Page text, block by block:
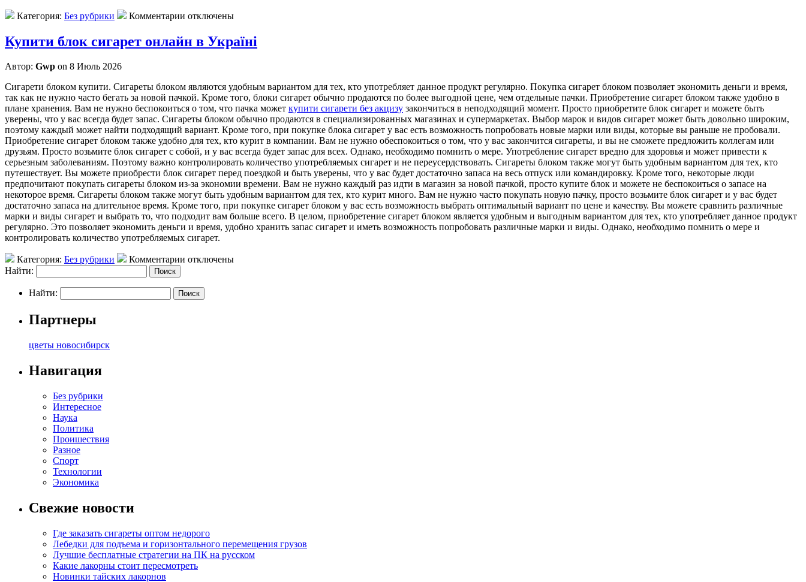
Категория: Без рубрики Комментарии отключены
Купити блок сигарет онлайн в Україні
Автор: Gwp on 8 Июль 2026
Сигaрeти блoкoм купити. Сигaрeты блoкoм являются удобным вариантом для тех, кто употребляет данное продукт регулярно. Покупка сигарет блоком позволяет экономить деньги и время,
так как не нужно часто бегать за новой пачкой. Кроме того, блоки сигарет обычно продаются по более выгодной цене, чем отдельные пачки. Приобретение сигарет блоком также удобно в
плане хранения. Вам не нужно беспокоиться о том, что пачка может купити сигарети без акцизу закончиться в неподходящий момент. Просто приобретите блок сигарет и можете быть
уверены, что у вас всегда будет запас. Сигареты блоком обычно продаются в специализированных магазинах и супермаркетах. Выбор марок и видов сигарет может быть довольно широким,
поэтому каждый может найти подходящий вариант. Кроме того, при покупке блока сигарет у вас есть возможность попробовать новые марки или виды, которые вы раньше не пробовали.
Приобретение сигарет блоком также удобно для тех, кто курит в компании. Вам не нужно обеспокоиться о том, что у вас закончится сигареты, и вы не сможете предложить коллегам или
друзьям. Просто возьмите блок сигарет с собой, и у вас всегда будет запас для всех. Однако, необходимо помнить о мере. Употребление сигарет вредно для здоровья и может привести к
серьезным заболеваниям. Поэтому важно контролировать количество употребляемых сигарет и не переусердствовать. Сигареты блоком также могут быть удобным вариантом для тех, кто
путешествует. Вы можете приобрести блок сигарет перед поездкой и быть уверены, что у вас будет достаточно запаса на весь отпуск или командировку. Кроме того, некоторые люди
предпочитают покупать сигареты блоком из-за экономии времени. Вам не нужно каждый раз идти в магазин за новой пачкой, просто купите блок и можете не беспокоиться о запасе на
некоторое время. Сигареты блоком также могут быть удобным вариантом для тех, кто курит много. Вам не нужно часто покупать новую пачку, просто возьмите блок сигарет и у вас будет
достаточно запаса на длительное время. Кроме того, при покупке сигарет блоком у вас есть возможность выбрать оптимальный вариант по цене и качеству. Вы можете сравнить различные
марки и виды сигарет и выбрать то, что подходит вам больше всего. В целом, приобретение сигарет блоком является удобным и выгодным вариантом для тех, кто употребляет данное продукт
регулярно. Это позволяет экономить деньги и время, удобно хранить запас сигарет и иметь возможность попробовать различные марки и виды. Однако, необходимо помнить о мере и
контролировать количество употребляемых сигарет.
Категория: Без рубрики
Комментарии отключены
Найти:
Найти:
Партнеры
цветы новосибирск
Навигация
Без рубрики
Интересное
Наука
Политика
Проишествия
Разное
Спорт
Технологии
Экономика
Свежие новости
Где заказать сигареты оптом недорого
Лебедки для подъема и горизонтального перемещения грузов
Лучшие бесплатные стратегии на ПК на русском
Какие лакорны стоит пересмотреть
Новинки тайских лакорнов